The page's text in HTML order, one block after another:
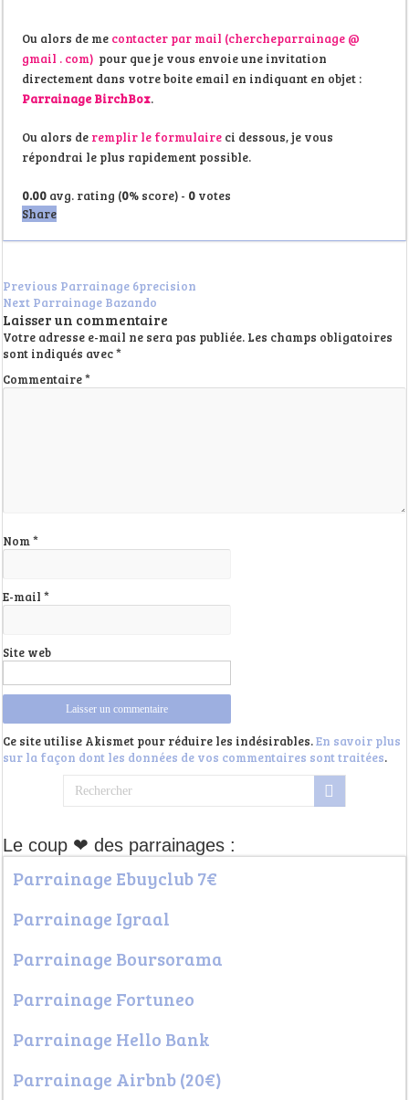
Ou alors de me contacter par mail (chercheparrainage @
gmail . com) pour que je vous envoie une invitation
directement dans votre boite email en indiquant en objet :
Parrainage BirchBox.
Ou alors de remplir le formulaire ci dessous, je vous
répondrai le plus rapidement possible.
0.00 avg. rating (0% score) - 0 votes
Share
Previous Parrainage 6precision
Next Parrainage Bazando
Laisser un commentaire
Votre adresse e-mail ne sera pas publiée. Les champs obligatoires
sont indiqués avec*
Commentaire*
Nom*
E-mail*
Site web
Ce site utilise Akismet pour réduire les indésirables.En savoir plus
sur la façon dont les données de vos commentaires sont traitées.
Le coup ❤ des parrainages :
Parrainage Ebuyclub 7€
Parrainage Igraal
Parrainage Boursorama
Parrainage Fortuneo
Parrainage Hello Bank
Parrainage Airbnb (20€)